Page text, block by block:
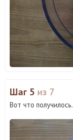
Шаг 5 из 7
Вот что получилось.